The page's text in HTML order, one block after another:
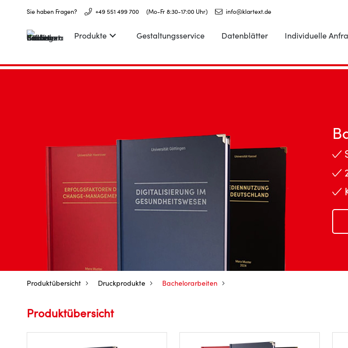
Sie haben Fragen? +49 551 499 700 (Mo-Fr 8:30-17:00 Uhr) info@klartext.de
Produkte Gestaltungsservice Datenblätter Individuelle
Produktübersicht Druckprodukte Bachelorarbeiten
Produktübersicht